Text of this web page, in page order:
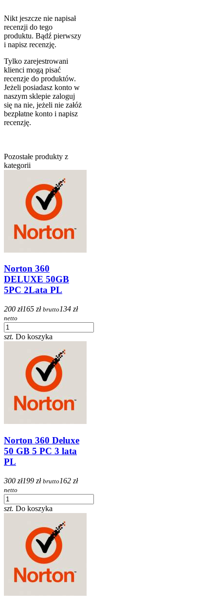
Nikt jeszcze nie napisał
recenzji do tego
produktu. Bądź pierwszy
i napisz recenzję.
Tylko zarejestrowani
klienci mogą pisać
recenzje do produktów.
Jeżeli posiadasz konto w
naszym sklepie zaloguj
się na nie, jeżeli nie załóż
bezpłatne konto i napisz
recenzję.
Pozostałe produkty z
kategorii
Norton 360
DELUXE 50GB
5PC 2Lata PL
200 zł165 zł brutto 134 zł
netto
szt. Do koszyka
Norton 360 Deluxe
50 GB 5 PC 3 lata
PL
300 zł199 zł brutto 162 zł
netto
szt. Do koszyka